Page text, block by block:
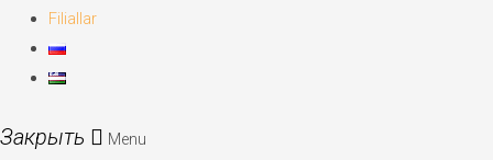
Filiallar
Menu